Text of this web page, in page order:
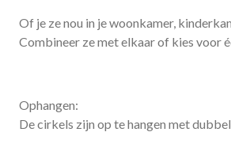
Of je ze nou in je woonkamer,
Combineer ze met elkaar of kies voor
Ophangen:
De cirkels zijn op te hangen met